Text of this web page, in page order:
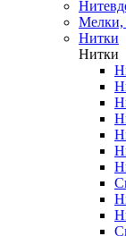
Мелки,
Нитки
Нитки